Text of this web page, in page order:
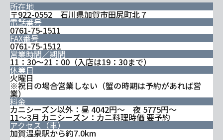
所在地
〒922-0552 石川県加賀市田尻町北７
電話番号
0761-75-1511
FAX番号
0761-75-1512
営業時間／期間
11：30～21：00（入店は19：30まで）
休業日
火曜日
※祝日の場合営業しない（蟹の時期は予約があれば営
業）
料金
カニシーズン以外：昼 4042円～ 夜 5775円～
11～3月 カニシーズン：カニ料理時価 要予約
アクセス（車）
加賀温泉駅から約7.0km